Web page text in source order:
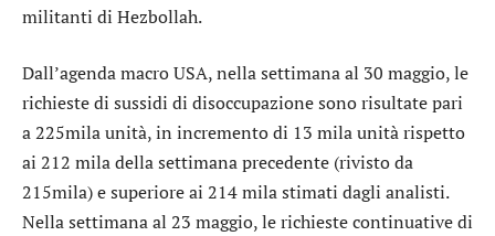
militanti di Hezbollah.
Dall’agenda macro USA, nella settimana al 30 maggio, le
richieste di sussidi di disoccupazione sono risultate pari
a 225mila unità, in incremento di 13 mila unità rispetto
ai 212 mila della settimana precedente (rivisto da
215mila) e superiore ai 214 mila stimati dagli analisti.
Nella settimana al 23 maggio, le richieste continuative di